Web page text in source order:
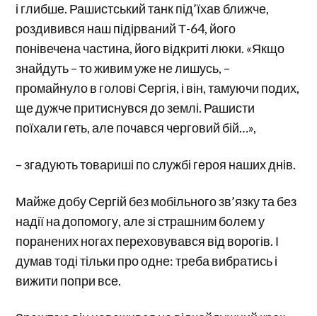
і глибше. Рашистський танк під’їхав ближче,
роздивився наш підірваний Т-64, його
понівечена частина, його відкриті люки. «Якщо
знайдуть – то живим уже не лишусь, –
промайнуло в голові Сергія, і він, тамуючи подих,
ще дужче притиснувся до землі. Рашисти
поїхали геть, але почався черговий бій…»,
– згадують товариші по службі героя наших днів.
Майже добу Сергій без мобільного зв’язку та без
надії на допомогу, але зі страшним болем у
поранених ногах переховувався від ворогів. І
думав тоді тільки про одне: треба вибратись і
вижити попри все.